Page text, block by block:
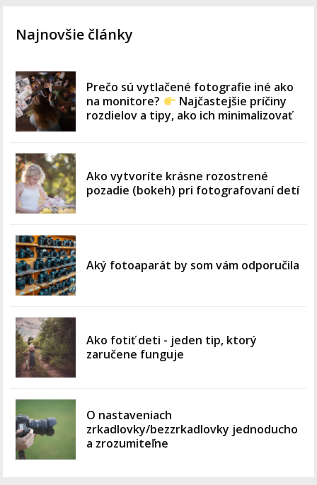
Najnovšie články
Prečo sú vytlačené fotografie iné ako
na monitore?
Najčastejšie príčiny
rozdielov a tipy, ako ich minimalizovať
Ako vytvoríte krásne rozostrené
pozadie (bokeh) pri fotografovaní detí
Aký fotoaparát by som vám odporučila
Ako fotiť deti - jeden tip, ktorý
zaručene funguje
O nastaveniach
zrkadlovky/bezzrkadlovky jednoducho
a zrozumiteľne